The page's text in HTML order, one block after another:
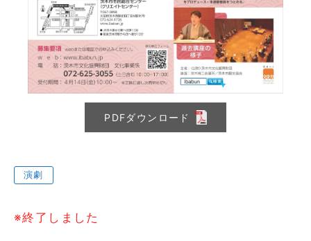
PDFダウンロード
演劇
※終了しました